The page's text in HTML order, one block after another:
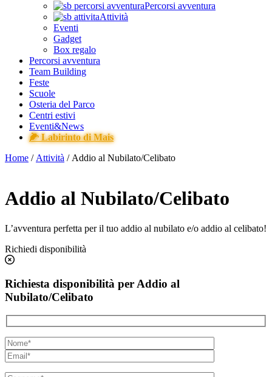
Percorsi avventura
Attività
Eventi
Gadget
Box regalo
Percorsi avventura
Team Building
Feste
Scuole
Osteria del Parco
Centri estivi
Eventi&News
🌽 Labirinto di Mais
Home / Attività / Addio al Nubilato/Celibato
Addio al Nubilato/Celibato
L’avventura perfetta per il tuo addio al nubilato e/o addio al celibato!
Richiedi disponibilità
Richiesta disponibilità per Addio al
Nubilato/Celibato